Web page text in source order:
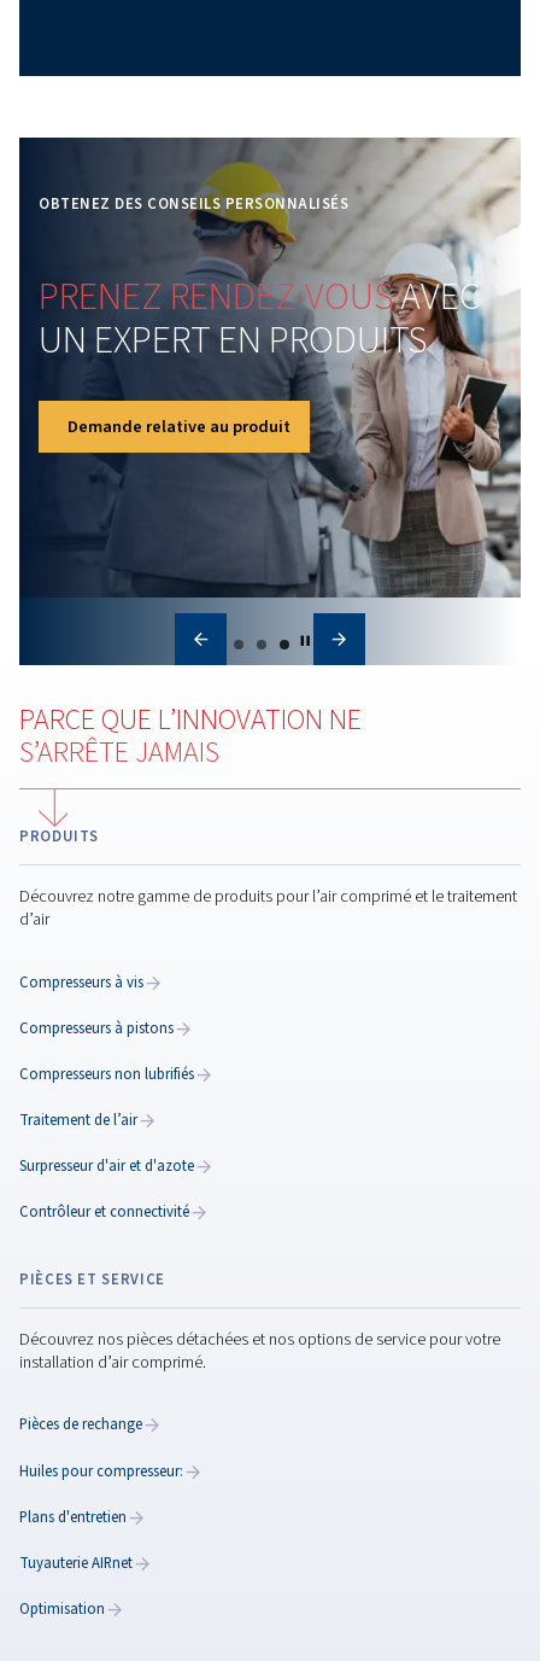
Installation de votre
compresseur d'air
Une installation correcte garantit efficacité et
Apprenez-en plus sur l'emplacement, les
plomberie et la sécurité pour des performances
Classification de la qualité
de l'air comprimé A13 :
comprendre les normes
Comprendre les normes ISO 8573-1 relatives à la
l'air comprimé. Apprenez à classer les contaminants
choisir les filtres et les sécheurs adaptés pour